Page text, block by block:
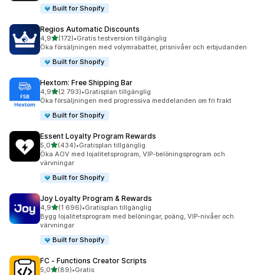
Built for Shopify
Regios Automatic Discounts
4,9av 5 stjärnor
(172)
172 recensioner totalt
•Gratis testversion tillgänglig
Öka försäljningen med volymrabatter, prisnivåer och erbjudanden
Built for Shopify
Hextom: Free Shipping Bar
4,9av 5 stjärnor
(2 793)
2793 recensioner totalt
•Gratisplan tillgänglig
Öka försäljningen med progressiva meddelanden om fri frakt
Built for Shopify
Essent Loyalty Program Rewards
5,0av 5 stjärnor
(434)
434 recensioner totalt
•Gratisplan tillgänglig
Öka AOV med lojalitetsprogram, VIP-belöningsprogram och
värvningar
Built for Shopify
Joy Loyalty Program & Rewards
4,9av 5 stjärnor
(1 696)
1696 recensioner totalt
•Gratisplan tillgänglig
Bygg lojalitetsprogram med belöningar, poäng, VIP-nivåer och
värvningar
Built for Shopify
FC ‑ Functions Creator Scripts
5,0av 5 stjärnor
(89)
89 recensioner totalt
•Gratis